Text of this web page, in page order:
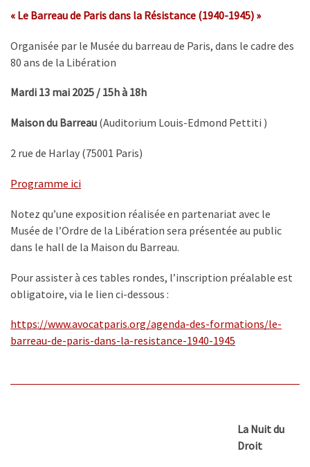
« Le Barreau de Paris dans la Résistance (1940-1945) »
Organisée par le Musée du barreau de Paris, dans le cadre des
80 ans de la Libération
Mardi 13 mai 2025 / 15h à 18h
Maison du Barreau (Auditorium Louis-Edmond Pettiti )
2 rue de Harlay (75001 Paris)
Programme ici
Notez qu’une exposition réalisée en partenariat avec le
Musée de l’Ordre de la Libération sera présentée au public
dans le hall de la Maison du Barreau.
Pour assister à ces tables rondes, l’inscription préalable est
obligatoire, via le lien ci-dessous :
https://www.avocatparis.org/agenda-des-formations/le-
barreau-de-paris-dans-la-resistance-1940-1945
La Nuit du
Droit